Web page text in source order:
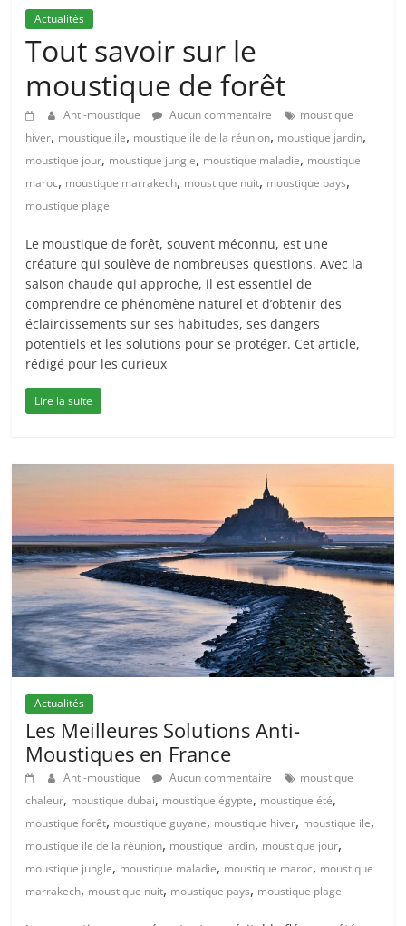
Actualités
Tout savoir sur le
moustique de forêt
Anti-moustique Aucun commentaire
moustique
hiver, moustique ile, moustique ile de la réunion, moustique jardin,
moustique jour, moustique jungle, moustique maladie, moustique
maroc, moustique marrakech, moustique nuit, moustique pays,
moustique plage
Le moustique de forêt, souvent méconnu, est une
créature qui soulève de nombreuses questions. Avec la
saison chaude qui approche, il est essentiel de
comprendre ce phénomène naturel et d’obtenir des
éclaircissements sur ses habitudes, ses dangers
potentiels et les solutions pour se protéger. Cet article,
rédigé pour les curieux
Lire la suite
Actualités
Les Meilleures Solutions Anti-
Moustiques en France
Anti-moustique Aucun commentaire
moustique
chaleur, moustique dubai, moustique égypte, moustique été,
moustique forêt, moustique guyane, moustique hiver, moustique ile,
moustique ile de la réunion, moustique jardin, moustique jour,
moustique jungle, moustique maladie, moustique maroc, moustique
marrakech, moustique nuit, moustique pays, moustique plage